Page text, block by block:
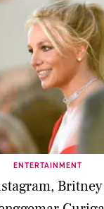
ENTERTAINMENT